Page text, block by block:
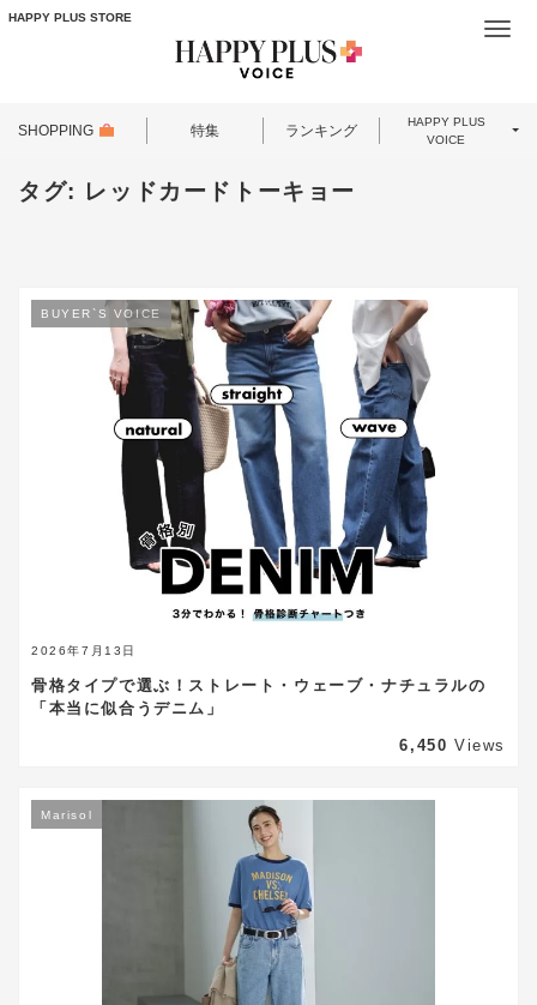
HAPPY PLUS STORE
SHOPPING 特集 ランキング
HAPPY PLUS
VOICE
タグ: レッドカードトーキョー
2026年7月13日
BUYER`S VOICE
骨格タイプで選ぶ！ストレート・ウェーブ・ナチュラルの
「本当に似合うデニム」
6,450 Views
Marisol